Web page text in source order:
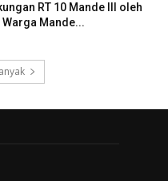
RT 10 Mande III oleh
Warga Mande...